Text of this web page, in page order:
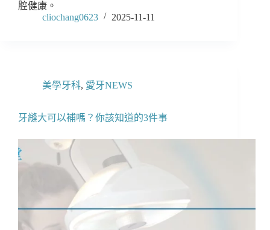
腔健康。
cliochang0623
2025-11-11
美學牙科, 愛牙NEWS
牙縫大可以補嗎？你該知道的3件事